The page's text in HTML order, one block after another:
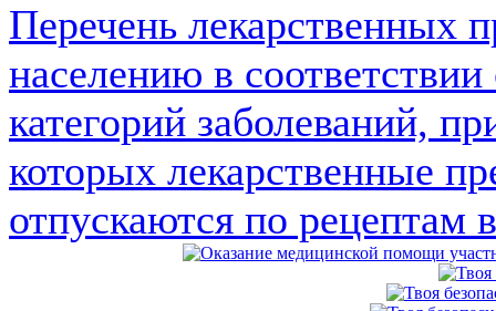
Перечень лекарственных
населению в
категорий заболеваний,
которых лекарственные
отпускаются по рецептам